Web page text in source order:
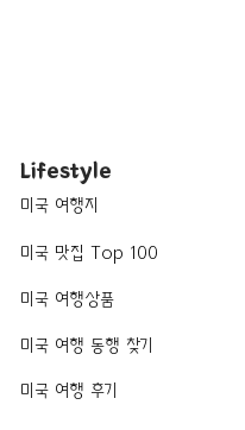
Lifestyle
미국 여행지
미국 맛집 Top 100
미국 여행상품
미국 여행 동행 찾기
미국 여행 후기